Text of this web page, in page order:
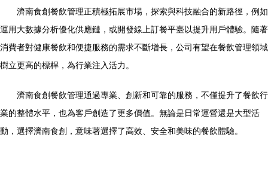
濟南食創餐飲管理正積極拓展市場，探索與科技融合的新路徑，例如
運用大數據分析優化供應鏈，或開發線上訂餐平臺以提升用戶體驗。隨著
消費者對健康餐飲和便捷服務的需求不斷增長，公司有望在餐飲管理領域
樹立更高的標桿，為行業注入活力。
濟南食創餐飲管理通過專業、創新和可靠的服務，不僅提升了餐飲行
業的整體水平，也為客戶創造了更多價值。無論是日常運營還是大型活
動，選擇濟南食創，意味著選擇了高效、安全和美味的餐飲體驗。